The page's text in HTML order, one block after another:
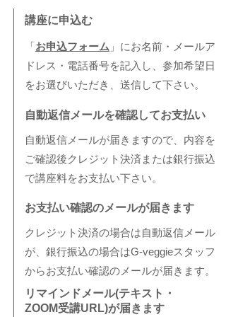
講座に申込む
​「お申込フォーム 」にお名前・メールア
ドレス・電話番号を記入し、参加希望日
をお選びいただき、送信して下さい。
自動返信メールを確認してお支払い
自動返信メールが届きますので、内容を
ご確認後クレジット決済または銀行振込
で講座料をお支払い下さい。
​お支払い確認のメールが届きます
クレジット決済の場合は自動返信メール
が、銀行振込の場合はG-veggieスタッフ
からお支払い確認のメールが届きます。
リマインドメール(テキスト・
ZOOM受講URL)が届きます